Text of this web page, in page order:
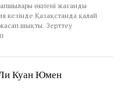
өкпені жасанды
кезінде Қазақстанда қалай
шықты. Зерттеу
Куан Юмен